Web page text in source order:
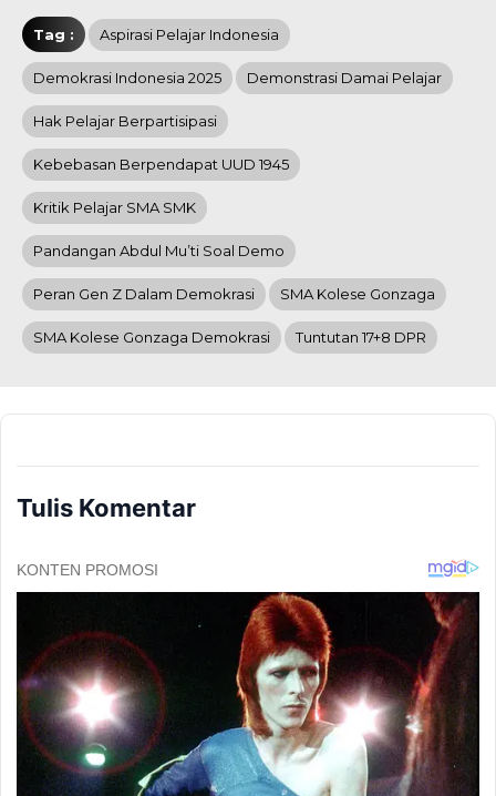
Tag : Aspirasi Pelajar Indonesia
Demokrasi Indonesia 2025 Demonstrasi Damai Pelajar
Hak Pelajar Berpartisipasi
Kebebasan Berpendapat UUD 1945
Kritik Pelajar SMA SMK
Pandangan Abdul Mu’ti Soal Demo
Peran Gen Z Dalam Demokrasi SMA Kolese Gonzaga
SMA Kolese Gonzaga Demokrasi Tuntutan 17+8 DPR
Tulis Komentar